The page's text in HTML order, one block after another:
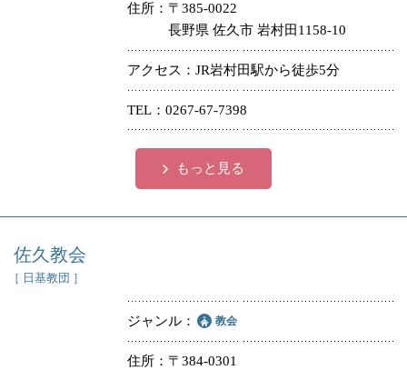
住所
〒385-0022
長野県 佐久市 岩村田1158-10
アクセス JR岩村田駅から徒歩5分
TEL 0267-67-7398
もっと見る
佐久教会
［ 日基教団 ］
ジャンル 教会
住所
〒384-0301